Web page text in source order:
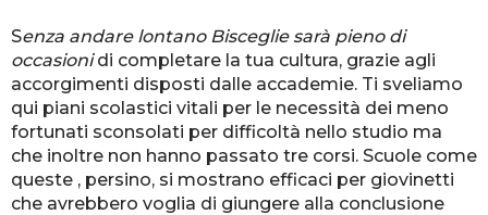
Senza andare lontano Bisceglie sarà pieno di
occasionidi completare la tua cultura, grazie agli
accorgimenti disposti dalle accademie. Ti sveliamo
qui piani scolastici vitali per le necessità dei meno
fortunati sconsolati per difficoltà nello studio ma
che inoltre non hanno passato tre corsi. Scuole come
queste , persino, si mostrano efficaci per giovinetti
che avrebbero voglia di giungere alla conclusione